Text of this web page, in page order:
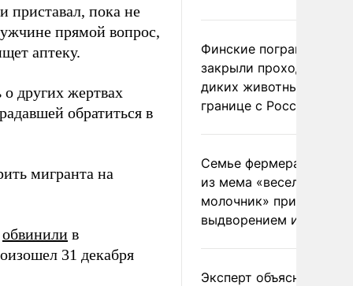
приставал, пока не
прямой вопрос,
аптеку.
других жертвах
обратиться в
мигранта на
обвинили в
31 декабря
Финские пограничники
закрыли проходы для
диких животных на
границе с Россией
Семье фермера
из мема «веселый
молочник» пригрозили
выдворением из
Эксперт объяснил